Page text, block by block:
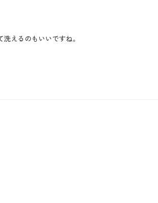
えるのもいいですね。